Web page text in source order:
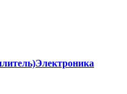
Электроника